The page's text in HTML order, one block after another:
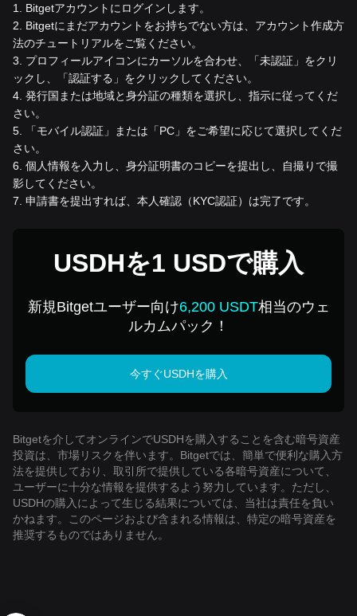
1
Bitgetアカウントにログインします。
2
Bitgetにまだアカウントをお持ちでない方は、アカウント作成方
法のチュートリアルをご覧ください。
3
プロフィールアイコンにカーソルを合わせ、「未認証」をクリ
ックし、「認証する」をクリックしてください。
4 発行国または地域と身分証の種類を選択し、指示に従ってくだ
さい。
5
「モバイル認証」または「PC」をご希望に応じて選択してくだ
さい。
6 個人情報を入力し、身分証明書のコピーを提出し、自撮りで撮
影してください。
7 申請書を提出すれば、本人確認（KYC認証）は完了です。
USDHを1 USDで購入
新規Bitgetユーザー向け6,200 USDT相当のウェ
ルカムパック！
今すぐUSDHを購入
Bitgetを介してオンラインでUSDHを購入することを含む暗号資産
投資は、市場リスクを伴います。Bitgetでは、簡単で便利な購入方
法を提供しており、取引所で提供している各暗号資産について、
ユーザーに十分な情報を提供するよう努力しています。ただし、
USDHの購入によって生じる結果については、当社は責任を負い
かねます。このページおよび含まれる情報は、特定の暗号資産を
推奨するものではありません。